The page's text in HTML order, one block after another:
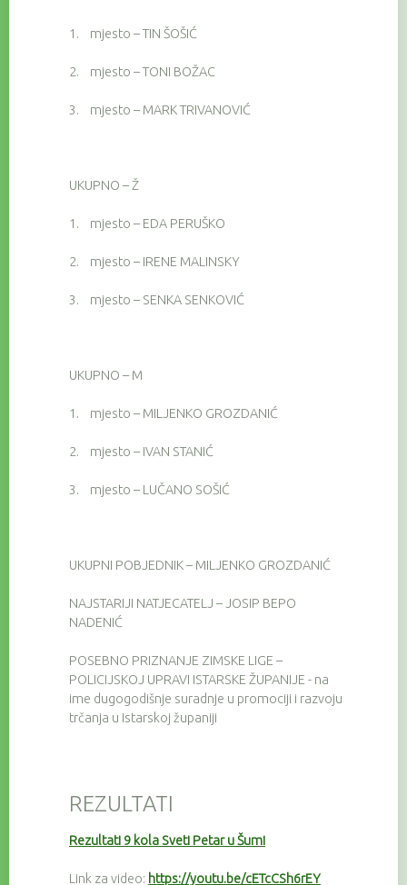
1. mjesto – TIN ŠOŠIĆ
2. mjesto – TONI BOŽAC
3. mjesto – MARK TRIVANOVIĆ
UKUPNO – Ž
1. mjesto – EDA PERUŠKO
2. mjesto – IRENE MALINSKY
3. mjesto – SENKA SENKOVIĆ
UKUPNO – M
1. mjesto – MILJENKO GROZDANIĆ
2. mjesto – IVAN STANIĆ
3. mjesto – LUČANO SOŠIĆ
UKUPNI POBJEDNIK – MILJENKO GROZDANIĆ
NAJSTARIJI NATJECATELJ – JOSIP BEPO
NADENIĆ
POSEBNO PRIZNANJE ZIMSKE LIGE –
POLICIJSKOJ UPRAVI ISTARSKE ŽUPANIJE - na
ime dugogodišnje suradnje u promociji i razvoju
trčanja u Istarskoj županiji
REZULTATI
Rezultati 9 kola Sveti Petar u Šumi
Link za video: https://youtu.be/cETcCSh6rEY